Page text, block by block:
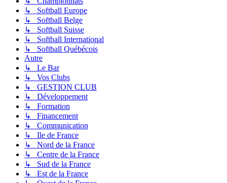
↳ Softball Europe
↳ Softball Belge
↳ Softball Suisse
↳ Softball International
↳ Softball Québécois
Autre
↳ Le Bar
↳ Vos Clubs
↳ GESTION CLUB
↳ Développement
↳ Formation
↳ Financement
↳ Communication
↳ Ile de France
↳ Nord de la France
↳ Centre de la France
↳ Sud de la France
↳ Est de la France